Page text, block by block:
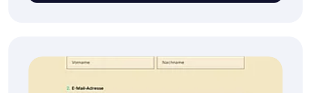
anpassbare, kostenlose Vorlage für Restaurant-
Kundenfeedback-Formulare: